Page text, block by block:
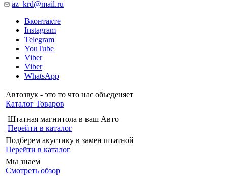
az_krd@mail.ru
Вконтакте
Instagram
Telegram
YouTube
Viber
Viber
WhatsApp
Автозвук - это то что нас обьеденяет
Каталог Товаров
Штатная магнитола в ваш Авто
Перейти в каталог
Подберем акустику в замен штатной
Перейти в каталог
Мы знаем
Смотреть обзор